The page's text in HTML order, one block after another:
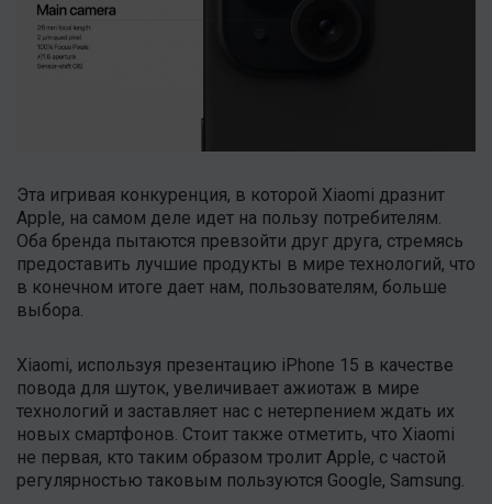
Эта игривая конкуренция, в которой Xiaomi дразнит
Apple, на самом деле идет на пользу потребителям.
Оба бренда пытаются превзойти друг друга, стремясь
предоставить лучшие продукты в мире технологий, что
в конечном итоге дает нам, пользователям, больше
выбора.
Xiaomi, используя презентацию iPhone 15 в качестве
повода для шуток, увеличивает ажиотаж в мире
технологий и заставляет нас с нетерпением ждать их
новых смартфонов. Стоит также отметить, что Xiaomi
не первая, кто таким образом тролит Apple, с частой
регулярностью таковым пользуются Google, Samsung.